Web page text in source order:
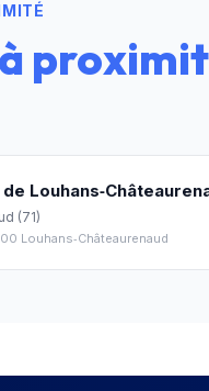
à
(71)
Louhans‑Châteaurenaud